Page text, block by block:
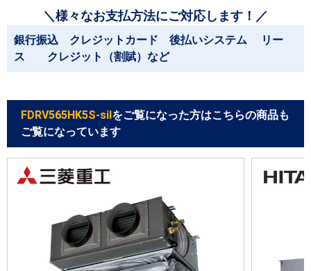
＼様々なお支払方法にご対応します！／
銀行振込 クレジットカード 後払いシステム リー
ス クレジット（割賦）など
FDRV565HK5S-sil をご覧になった方はこちらの商品も
ご覧になっています